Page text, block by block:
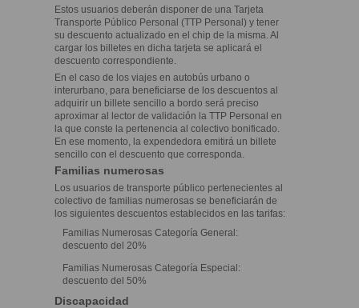
Estos usuarios deberán disponer de una Tarjeta
Transporte Público Personal (TTP Personal) y tener
su descuento actualizado en el chip de la misma. Al
cargar los billetes en dicha tarjeta se aplicará el
descuento correspondiente.
En el caso de los viajes en autobús urbano o
interurbano, para beneficiarse de los descuentos al
adquirir un billete sencillo a bordo será preciso
aproximar al lector de validación la TTP Personal en
la que conste la pertenencia al colectivo bonificado.
En ese momento, la expendedora emitirá un billete
sencillo con el descuento que corresponda.
Familias numerosas
Los usuarios de transporte público pertenecientes al
colectivo de familias numerosas se beneficiarán de
los siguientes descuentos establecidos en las tarifas:
Familias Numerosas Categoría General:
descuento del 20%
Familias Numerosas Categoría Especial:
descuento del 50%
Discapacidad